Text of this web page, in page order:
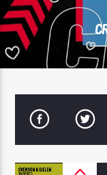
TITOLO
ARTISTA